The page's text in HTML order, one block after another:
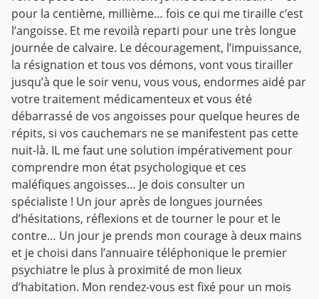
pour la centième, millième… fois ce qui me tiraille c’est
l’angoisse. Et me revoilà reparti pour une très longue
journée de calvaire. Le découragement, l’impuissance,
la résignation et tous vos démons, vont vous tirailler
jusqu’à que le soir venu, vous vous, endormes aidé par
votre traitement médicamenteux et vous été
débarrassé de vos angoisses pour quelque heures de
répits, si vos cauchemars ne se manifestent pas cette
nuit-là. IL me faut une solution impérativement pour
comprendre mon état psychologique et ces
maléfiques angoisses… Je dois consulter un
spécialiste ! Un jour après de longues journées
d’hésitations, réflexions et de tourner le pour et le
contre… Un jour je prends mon courage à deux mains
et je choisi dans l’annuaire téléphonique le premier
psychiatre le plus à proximité de mon lieux
d’habitation. Mon rendez-vous est fixé pour un mois